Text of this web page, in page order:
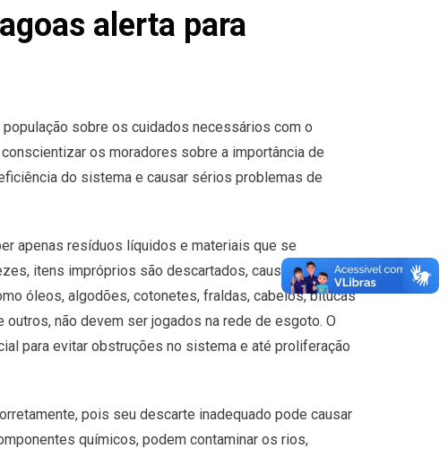
alerta para
sobre os cuidados necessários com o
os moradores sobre a importância de
do sistema e causar sérios problemas de
apenas resíduos líquidos e materiais que se
itens impróprios são descartados, causando
óleos, algodões, cotonetes, fraldas, cabelos, bitucas
não devem ser jogados na rede de esgoto. O
para evitar obstruções no sistema e até proliferação
pois seu descarte inadequado pode causar
químicos, podem contaminar os rios,